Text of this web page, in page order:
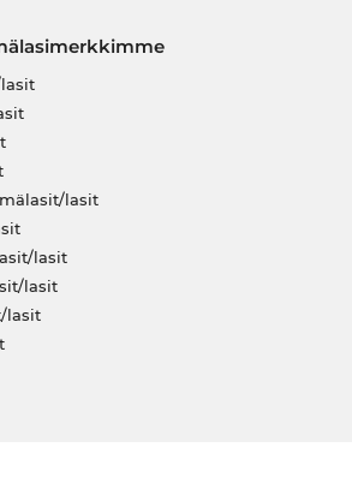
lasit
lasit
lasit
lasit